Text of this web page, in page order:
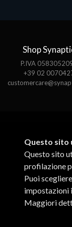
Shop
P.IVA
+39 02
Questo sito
Questo sito
profilazione
Puoi
impostazioni
Maggiori